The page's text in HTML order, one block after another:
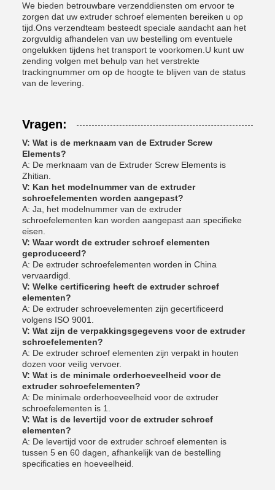
We bieden betrouwbare verzenddiensten om ervoor te
zorgen dat uw extruder schroef elementen bereiken u op
tijd.Ons verzendteam besteedt speciale aandacht aan het
zorgvuldig afhandelen van uw bestelling om eventuele
ongelukken tijdens het transport te voorkomen.U kunt uw
zending volgen met behulp van het verstrekte
trackingnummer om op de hoogte te blijven van de status
van de levering.
Vragen:
V: Wat is de merknaam van de Extruder Screw
Elements?
A: De merknaam van de Extruder Screw Elements is
Zhitian.
V: Kan het modelnummer van de extruder
schroefelementen worden aangepast?
A: Ja, het modelnummer van de extruder
schroefelementen kan worden aangepast aan specifieke
eisen.
V: Waar wordt de extruder schroef elementen
geproduceerd?
A: De extruder schroefelementen worden in China
vervaardigd.
V: Welke certificering heeft de extruder schroef
elementen?
A: De extruder schroevelementen zijn gecertificeerd
volgens ISO 9001.
V: Wat zijn de verpakkingsgegevens voor de extruder
schroefelementen?
A: De extruder schroef elementen zijn verpakt in houten
dozen voor veilig vervoer.
V: Wat is de minimale orderhoeveelheid voor de
extruder schroefelementen?
A: De minimale orderhoeveelheid voor de extruder
schroefelementen is 1.
V: Wat is de levertijd voor de extruder schroef
elementen?
A: De levertijd voor de extruder schroef elementen is
tussen 5 en 60 dagen, afhankelijk van de bestelling
specificaties en hoeveelheid.